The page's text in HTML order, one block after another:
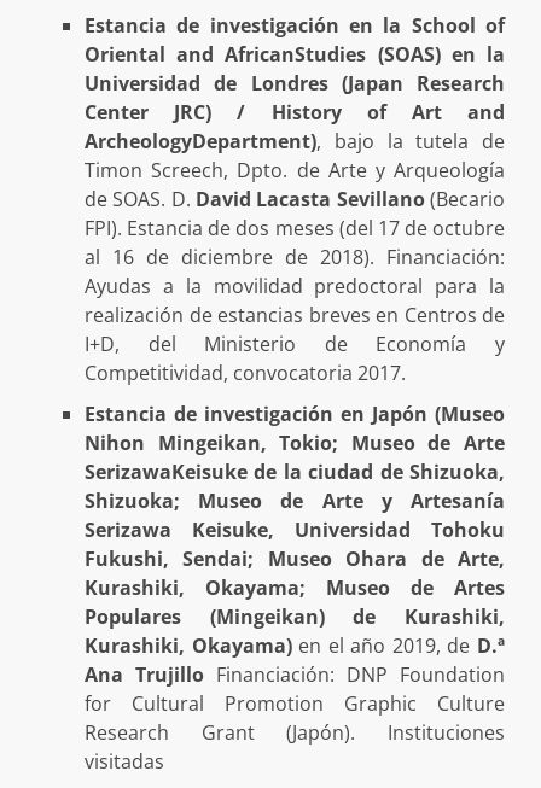
Estancia de investigación en la School of
Oriental and AfricanStudies (SOAS) en la
Universidad de Londres (Japan Research
Center JRC) / History of Art and
ArcheologyDepartment), bajo la tutela de
Timon Screech, Dpto. de Arte y Arqueología
de SOAS. D. David Lacasta Sevillano(Becario
FPI). Estancia de dos meses (del 17 de octubre
al 16 de diciembre de 2018). Financiación:
Ayudas a la movilidad predoctoral para la
realización de estancias breves en Centros de
I+D, del Ministerio de Economía y
Competitividad, convocatoria 2017.
Estancia de investigación en Japón (Museo
Nihon Mingeikan, Tokio; Museo de Arte
SerizawaKeisuke de la ciudad de Shizuoka,
Shizuoka; Museo de Arte y Artesanía
Serizawa Keisuke, Universidad Tohoku
Fukushi, Sendai; Museo Ohara de Arte,
Kurashiki, Okayama; Museo de Artes
Populares (Mingeikan) de Kurashiki,
Kurashiki, Okayama)en el año 2019, de D.ª
Ana Trujillo Financiación: DNP Foundation
for Cultural Promotion Graphic Culture
Research Grant (Japón). Instituciones
visitadas